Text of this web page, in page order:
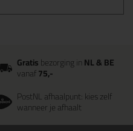
Gratisbezorging inNL & BE
vanaf75,-
PostNL afhaalpunt: kies zelf
wanneer je afhaalt